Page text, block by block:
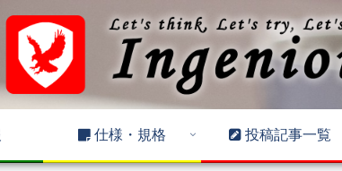
仕様・規格 投稿記事一覧